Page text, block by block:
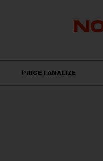
PRIČE I ANALIZE